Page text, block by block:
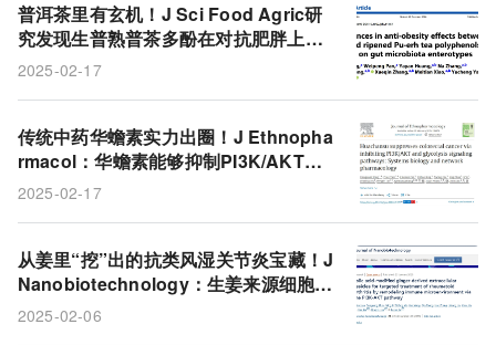
普洱茶里有玄机！J Sci Food Agric研
究发现生普熟普茶多酚在对抗肥胖上各
显神通，关键和肠道菌群“肠型”有关！
2025-02-17
传统中药华蟾素实力出圈！J Ethnopha
rmacol：华蟾素能够抑制PI3K/AKT和
糖酵解通路，为结直肠癌治疗带来新希
2025-02-17
从姜里“挖”出的抗类风湿关节炎宝藏！J
Nanobiotechnology：生姜来源细胞外
囊泡能靶向修复免疫，有效缓解类风湿
2025-02-06